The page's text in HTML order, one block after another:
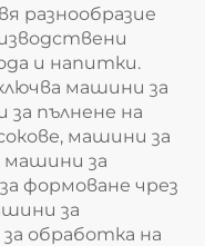
разнообразие
и напитки.
машини за
пълнене на
машини за
машини за
формоване чрез
за
обработка на